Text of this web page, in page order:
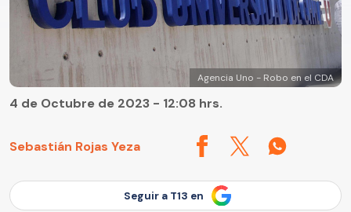
Agencia Uno - Robo en el CDA
Sebastián Rojas Yeza
4 de Octubre de 2023 - 12:08 hrs.
Seguir a T13 en